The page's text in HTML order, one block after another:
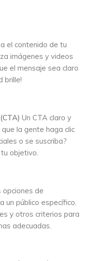
el contenido de tu
imágenes y videos
el mensaje sea claro
brille!
Un CTA claro y
que la gente haga clic
o se suscriba?
objetivo.
opciones de
un público específico.
y otros criterios para
adecuadas.